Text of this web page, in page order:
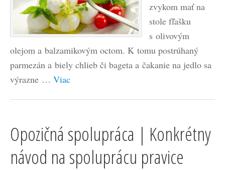
zvykom mať na
stole fľašku
s olivovým
olejom a balzamikovým octom. K tomu postrúhaný
parmezán a biely chlieb či bageta a čakanie na jedlo sa
výrazne … Viac
Opozičná spolupráca | Konkrétny
návod na spoluprácu pravice